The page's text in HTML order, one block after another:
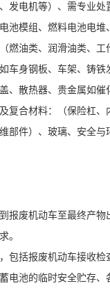
发电机等）、需专业处
池模组、燃料电池电堆
燃油类、润滑油类、工
车身钢板、车架、铸铁
、散热器、贵金属如催
复合材料：（保险杠、
部件）、玻璃、安全与
报废机动车至最终产物
。
包括报废机动车接收检
电池的临时安全贮存、